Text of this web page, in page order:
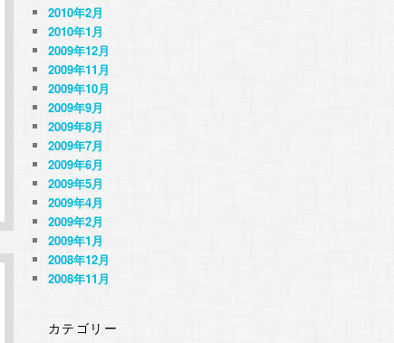
2010年2月
2010年1月
2009年12月
2009年11月
2009年10月
2009年9月
2009年8月
2009年7月
2009年6月
2009年5月
2009年4月
2009年2月
2009年1月
2008年12月
2008年11月
カテゴリー